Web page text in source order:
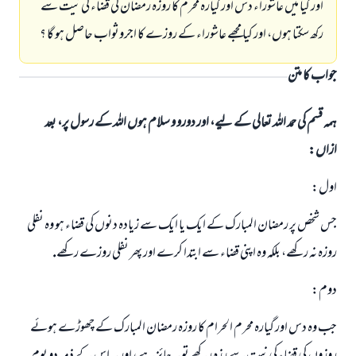
اور كيا ميں عاشوراء دس اور گيارہ محرم كا روزہ رمضان كى قضاء كى نيت سے
ركھ سكتا ہوں، اور كيا مجھے عاشوراء كے روزے كا اجروثواب حاصل ہو گا ؟
جواب کا متن
ہمہ قسم کی حمد اللہ تعالی کے لیے، اور دورو و سلام ہوں اللہ کے رسول پر، بعد
ازاں:
اول:
جس شخص پر رمضان المبارك كے ايك يا ايك سے زيادہ دنوں كى قضاء ہو وہ نفلى
روزہ نہ ركھے، بلكہ وہ اپنى قضاء سے ابتدا كرے اور پھر نفلى روزے ركھے.
دوم:
جب وہ دس اور گيارہ محرم الحرام كا روزہ رمضان المبارك كے چھوڑے ہوئے